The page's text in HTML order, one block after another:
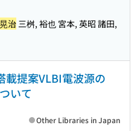
治三桝, 裕也 宮本, 英昭 諸田,
載提案VLBI電波源の
いて
Other Libraries in Japan